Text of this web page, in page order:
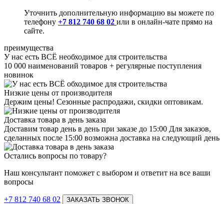
Уточнить дополнительную информацию вы можете по
телефону +7 812 740 68 02 или в онлайн-чате прямо на
сайте.
преимущества
У нас есть ВСЁ необходимое для строительства
10 000 наименований товаров + регулярные поступления
новинок
Низкие цены от производителя
Держим цены! Сезонные распродажи, скидки оптовикам.
Доставка товара в день заказа
Доставим товар день в день при заказе до 15:00 Для заказов,
сделанных после 15:00 возможна доставка на следующий день
Остались вопросы по товару?
Наш консультант поможет с выбором и ответит на все ваши
вопросы
+7 812 740 68 02 ЗАКАЗАТЬ ЗВОНОК